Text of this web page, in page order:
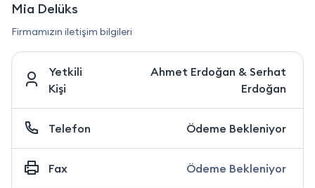
Mia Delüks
Firmamızın iletişim bilgileri
Yetkili
Kişi
Ahmet Erdoğan & Serhat
Erdoğan
Telefon Ödeme Bekleniyor
Fax Ödeme Bekleniyor